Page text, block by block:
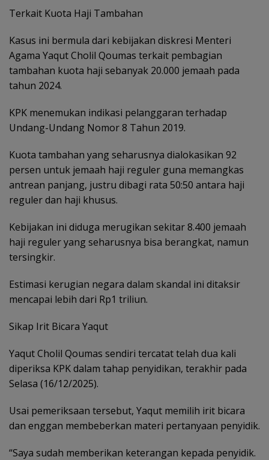
Terkait Kuota Haji Tambahan
Kasus ini bermula dari kebijakan diskresi Menteri
Agama Yaqut Cholil Qoumas terkait pembagian
tambahan kuota haji sebanyak 20.000 jemaah pada
tahun 2024.
KPK menemukan indikasi pelanggaran terhadap
Undang-Undang Nomor 8 Tahun 2019.
Kuota tambahan yang seharusnya dialokasikan 92
persen untuk jemaah haji reguler guna memangkas
antrean panjang, justru dibagi rata 50:50 antara haji
reguler dan haji khusus.
Kebijakan ini diduga merugikan sekitar 8.400 jemaah
haji reguler yang seharusnya bisa berangkat, namun
tersingkir.
Estimasi kerugian negara dalam skandal ini ditaksir
mencapai lebih dari Rp1 triliun.
Sikap Irit Bicara Yaqut
Yaqut Cholil Qoumas sendiri tercatat telah dua kali
diperiksa KPK dalam tahap penyidikan, terakhir pada
Selasa (16/12/2025).
Usai pemeriksaan tersebut, Yaqut memilih irit bicara
dan enggan membeberkan materi pertanyaan penyidik.
“Saya sudah memberikan keterangan kepada penyidik.